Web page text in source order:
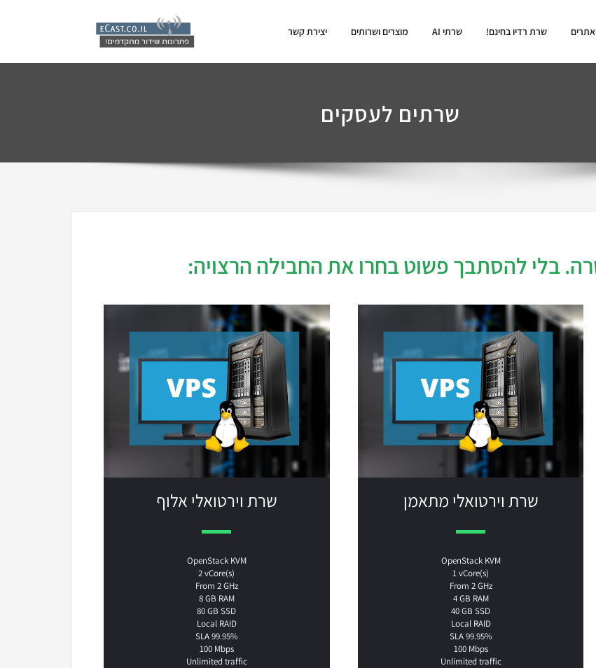
יצירת קשר מוצרים ושרותים שרתי AI שרת רדיו בחינם!
שרתים לעסקים
בלי להסתבך פשוט בחרו את החבילה הרצויה:
שרת וירטואלי מתאמן
OpenStack KVM
1 vCore(s)
From 2 GHz
4 GB RAM
40 GB SSD
Local RAID
SLA 99.95%
100 Mbps
Unlimited traffic
שרת וירטואלי אלוף
OpenStack KVM
2 vCore(s)
From 2 GHz
8 GB RAM
80 GB SSD
Local RAID
SLA 99.95%
100 Mbps
Unlimited traffic